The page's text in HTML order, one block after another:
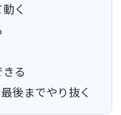
く
る
後までやり抜く